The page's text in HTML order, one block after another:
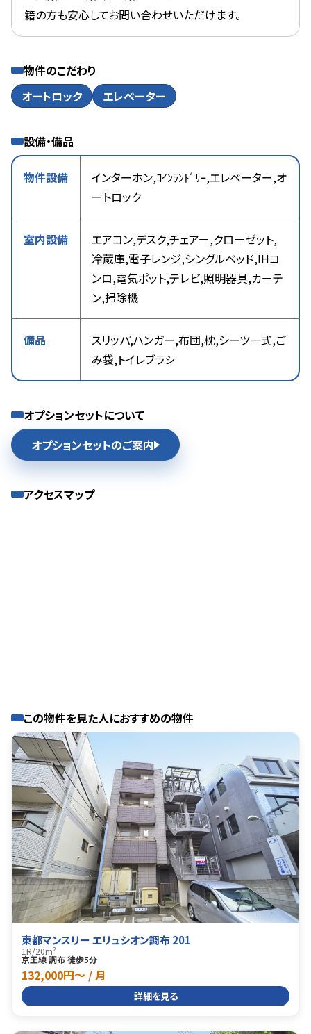
籍の方も安心してお問い合わせいただけます。
物件のこだわり
オートロック
エレベーター
設備・備品
物件設備
インターホン,ｺｲﾝﾗﾝﾄﾞﾘｰ,エレベーター,オ
ートロック
室内設備
エアコン,デスク,チェアー,クローゼット,
冷蔵庫,電子レンジ,シングルベッド,IHコ
ンロ,電気ポット,テレビ,照明器具,カーテ
ン,掃除機
備品
スリッパ,ハンガー,布団,枕,シーツ一式,ご
み袋,トイレブラシ
オプションセットについて
オプションセットのご案内
アクセスマップ
この物件を見た人におすすめの物件
東都マンスリー エリュシオン調布 201
1R/20m²
京王線 調布 徒歩5分
132,000円〜 / 月
詳細を見る